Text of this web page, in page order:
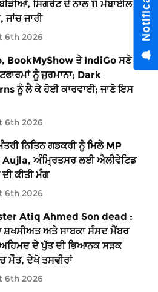
ਸਿਗਰੇਟ ਦੇ ਨਾਲ 11 ਮੋਬਾਈਲ
ਜਾਂਚ ਜਾਰੀ
6th 2026
BookMyShow ਤੇ IndiGo ਸਣੇ 9
ਨੂੰ ਜੁਰਮਾਨਾ; Dark
ਨੂੰ ਲੈ ਕੇ ਹੋਈ ਕਾਰਵਾਈ; ਜਾਣੋ ਇਸ
6th 2026
ਨਿਤਿਨ ਗਡਕਰੀ ਨੂੰ ਮਿਲੇ MP
ਅੰਮ੍ਰਿਤਸਰ ਲਈ ਐਲੀਵੇਟਿਡ
ਕੀਤੀ ਮੰਗ
6th 2026
Atiq Ahmed Son dead :
ਸ਼ਖਸੀਅਤ ਅਤੇ ਸਾਬਕਾ ਸੰਸਦ ਮੈਂਬਰ
ਦੇ ਪੁੱਤ ਦੀ ਭਿਆਨਕ ਸੜਕ
ਮੌਤ, ਦੇਖੋ ਤਸਵੀਰਾਂ
6th 2026